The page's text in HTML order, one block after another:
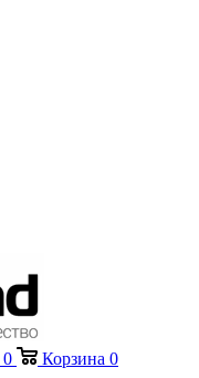
0 Корзина 0